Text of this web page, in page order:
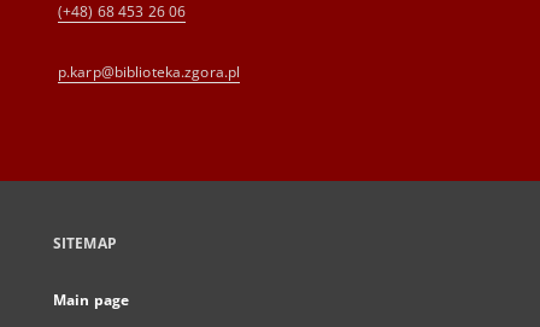
(+48) 68 453 26 06
p.karp@biblioteka.zgora.pl
SITEMAP
Main page